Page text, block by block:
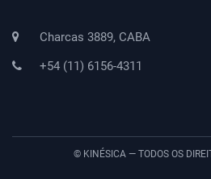
Charcas 3889, CABA
+54 (11) 6156-4311
© KINÉSICA — TODOS OS